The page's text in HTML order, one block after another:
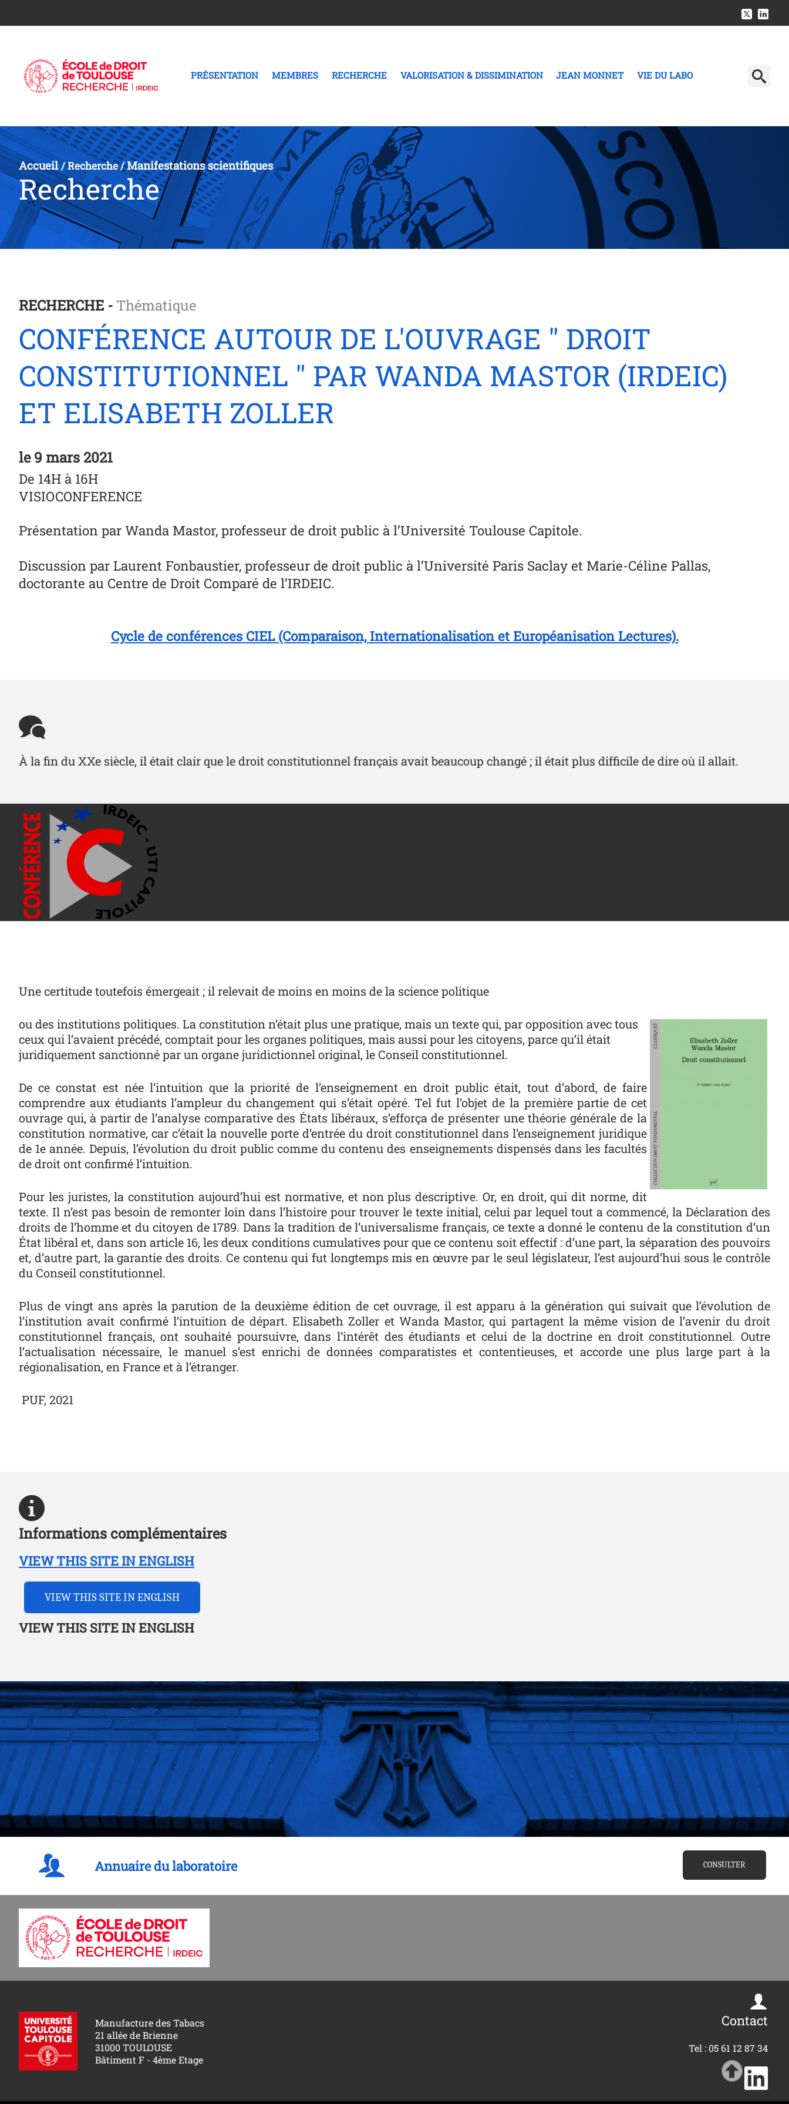
PRÉSENTATION MEMBRES RECHERCHE VALORISATION & DISSIMINATION JEAN MONNET VIE DU LABO
Accueil/Recherche/Manifestations scientifiques
Recherche
RECHERCHE - Thématique
CONFÉRENCE AUTOUR DE L'OUVRAGE " DROIT
CONSTITUTIONNEL " PAR WANDA MASTOR (IRDEIC)
ET ELISABETH ZOLLER
le9 mars 2021
De 14H à 16H
VISIOCONFERENCE
Présentation par Wanda Mastor, professeur de droit public à l’Université Toulouse Capitole.
Discussion par Laurent Fonbaustier, professeur de droit public à l’Université Paris Saclay et Marie-Céline Pallas,
doctorante au Centre de Droit Comparé de l’IRDEIC.
Cycle de conférences CIEL (Comparaison, Internationalisation et Européanisation Lectures).
À la fin du XXe siècle, il était clair que le droit constitutionnel français avait beaucoup changé ; il était plus difficile de dire où il allait.
Une certitude toutefois émergeait ; il relevait de moins en moins de la science politique
Photo
ou des institutions politiques. La constitution n’était plus une pratique, mais un texte qui, par opposition avec tous
ceux qui l’avaient précédé, comptait pour les organes politiques, mais aussi pour les citoyens, parce qu’il était
juridiquement sanctionné par un organe juridictionnel original, le Conseil constitutionnel.
De ce constat est née l’intuition que la priorité de l’enseignement en droit public était, tout d’abord, de faire
comprendre aux étudiants l’ampleur du changement qui s’était opéré. Tel fut l’objet de la première partie de cet
ouvrage qui, à partir de l’analyse comparative des États libéraux, s’efforça de présenter une théorie générale de la
constitution normative, car c’était la nouvelle porte d’entrée du droit constitutionnel dans l’enseignement juridique
de 1e année. Depuis, l’évolution du droit public comme du contenu des enseignements dispensés dans les facultés
de droit ont confirmé l’intuition.
Pour les juristes, la constitution aujourd’hui est normative, et non plus descriptive. Or, en droit, qui dit norme, dit
texte. Il n’est pas besoin de remonter loin dans l’histoire pour trouver le texte initial, celui par lequel tout a commencé, la Déclaration des
droits de l’homme et du citoyen de 1789. Dans la tradition de l’universalisme français, ce texte a donné le contenu de la constitution d’un
État libéral et, dans son article 16, les deux conditions cumulatives pour que ce contenu soit effectif : d’une part, la séparation des pouvoirs
et, d’autre part, la garantie des droits. Ce contenu qui fut longtemps mis en œuvre par le seul législateur, l’est aujourd’hui sous le contrôle
du Conseil constitutionnel.
Plus de vingt ans après la parution de la deuxième édition de cet ouvrage, il est apparu à la génération qui suivait que l’évolution de
l’institution avait confirmé l’intuition de départ. Elisabeth Zoller et Wanda Mastor, qui partagent la même vision de l’avenir du droit
constitutionnel français, ont souhaité poursuivre, dans l’intérêt des étudiants et celui de la doctrine en droit constitutionnel. Outre
l’actualisation nécessaire, le manuel s’est enrichi de données comparatistes et contentieuses, et accorde une plus large part à la
régionalisation, en France et à l’étranger.
PUF, 2021
Informations complémentaires
VIEW THIS SITE IN ENGLISH
VIEW THIS SITE IN ENGLISH
VIEW THIS SITE IN ENGLISH
Annuaire du laboratoire CONSULTER
Manufacture des Tabacs
21 allée de Brienne
31000 TOULOUSE
Bâtiment F - 4ème Etage
Contact
Tel : 05 61 12 87 34